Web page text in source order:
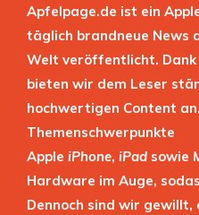
Apfelpage.de ist ein
täglich brandneue News
Welt veröffentlicht.
bieten wir dem Leser
hochwertigen Content
Themenschwerpunkte
Apple iPhone, iPad sowie
Hardware im Auge,
Dennoch sind wir gewillt,